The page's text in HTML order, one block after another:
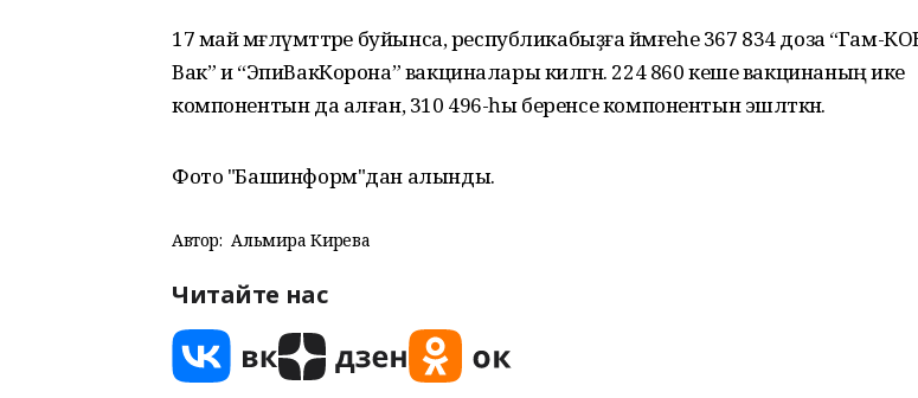
17 май мәғлүмәттәре буйынса, республикабыҙға йәмғеһе 367 834 доза “Гам-
Вак” и “ЭпиВакКорона” вакциналары килгән. 224 860 кеше вакцинаның ике
компонентын да алған, 310 496-һы беренсе компонентын эшләткән.
Фото "Башинформ"дан алынды.
Автор: Альмира Кирәева
Читайте нас